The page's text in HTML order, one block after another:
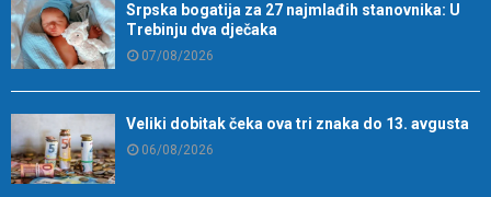
Srpska bogatija za 27 najmlađih stanovnika: U
Trebinju dva dječaka
07/08/2026
Veliki dobitak čeka ova tri znaka do 13. avgusta
06/08/2026